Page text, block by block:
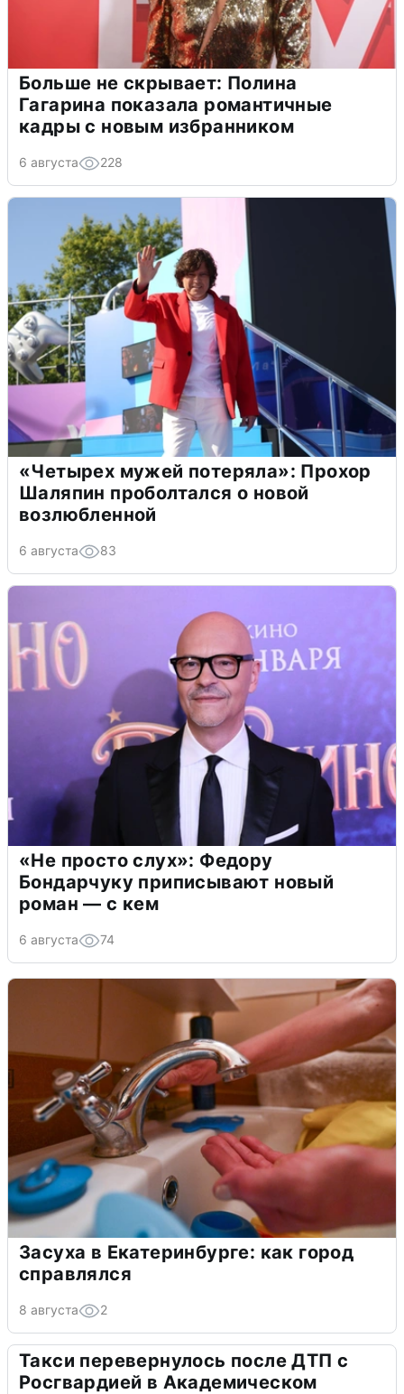
Больше не скрывает: Полина
Гагарина показала романтичные
кадры с новым избранником
6 августа 228
«Четырех мужей потеряла»: Прохор
Шаляпин проболтался о новой
возлюбленной
6 августа 83
«Не просто слух»: Федору
Бондарчуку приписывают новый
роман — с кем
6 августа 74
Засуха в Екатеринбурге: как город
справлялся
8 августа 2
Такси перевернулось после ДТП с
Росгвардией в Академическом